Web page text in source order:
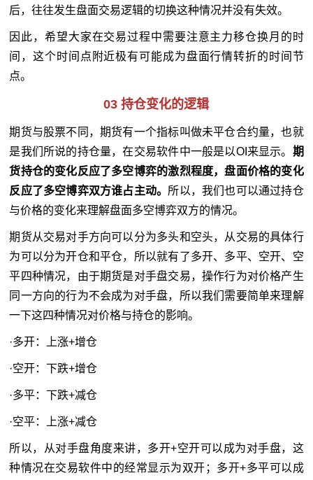
后，往往发生盘面交易逻辑的切换这种情况并没有失效。
因此，希望大家在交易过程中需要注意主力移仓换月的时
间，这个时间点附近极有可能成为盘面行情转折的时间节
点。
03 持仓变化的逻辑
期货与股票不同，期货有一个指标叫做未平仓合约量，也就
是我们所说的持仓量，在交易软件中一般是以OI来显示。 期
货持仓的变化反应了多空博弈的激烈程度，盘面价格的变化
反应了多空博弈双方谁占主动。 所以，我们也可以通过持仓
与价格的变化来理解盘面多空博弈双方的情况。
期货从交易对手方向可以分为多头和空头，从交易的具体行
为可以分为开仓和平仓，所以就有了多开、多平、空开、空
平四种情况，由于期货是对手盘交易，操作行为对价格产生
同一方向的行为不会成为对手盘，所以我们需要简单来理解
一下这四种情况对价格与持仓的影响。
·多开：上涨+增仓
·空开：下跌+增仓
·多平：下跌+减仓
·空平：上涨+减仓
所以，从对手盘角度来讲，多开+空开可以成为对手盘，这
种情况在交易软件中的经常显示为双开；多开+多平可以成